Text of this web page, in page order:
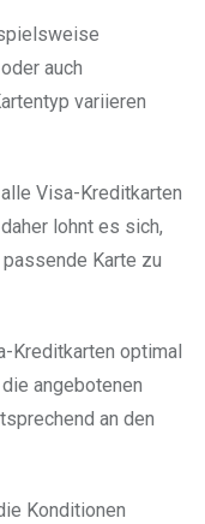
auch
variieren
Visa-Kreditkarten
lohnt es sich,
Karte zu
Kreditkarten optimal
angebotenen
an den
Konditionen